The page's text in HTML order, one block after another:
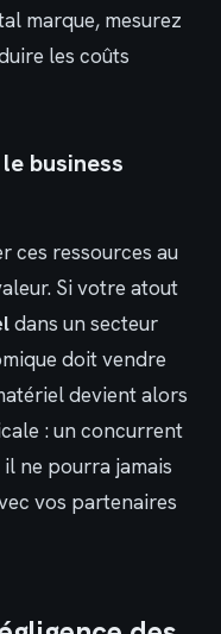
marque, mesurez
les coûts
business
ces ressources au
Si votre atout
dans un secteur
doit vendre
devient alors
: un concurrent
ne pourra jamais
vos partenaires